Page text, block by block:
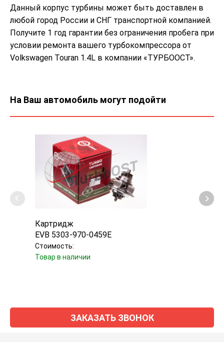
Данный корпус турбины может быть доставлен в
любой город России и СНГ транспортной компанией.
Получите 1 год гарантии без ограничения пробега при
условии ремонта вашего турбокомпрессора от
Volkswagen Touran 1.4L в компании «ТУРБООСТ».
На Ваш автомобиль могут подойти
Картридж
EVB 5303-970-0459E
Стоимость:
Товар в наличии
ЗАКАЗАТЬ ЗВОНОК